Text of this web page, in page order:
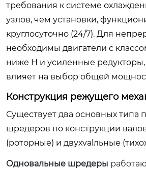
требования к системе
узлов, чем установки,
круглосуточно (24/7). Для
необходимы двигатели с
ниже H и усиленные редукторы,
влияет на выбор общей
Конструкция режущего
Существует два основных
шредеров по конструкции
(роторные) и двухvalльные
Одновальные шредеры